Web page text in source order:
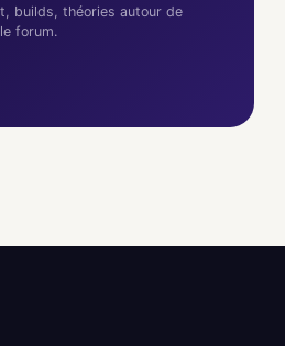
builds, théories autour de
forum.